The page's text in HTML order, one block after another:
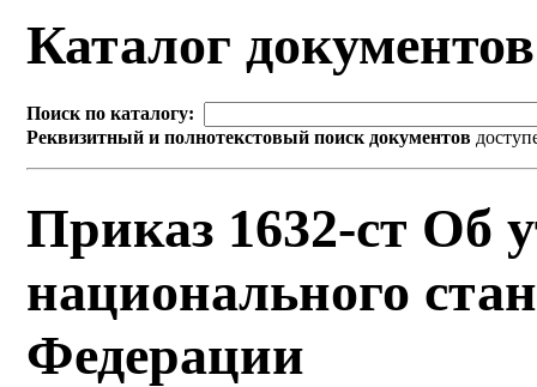
Каталог
Поиск по каталогу:
Реквизитный и полнотекстовый поиск документов
Приказ 1632-ст Об
национального
Федерации